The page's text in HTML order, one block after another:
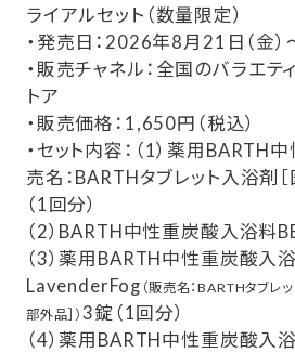
ライアルセット（数量限定）
・発売日：2026年8月21日（金）
・販売チャネル：全国のバラエテ
トア
・販売価格：1,650円（税込）
・セット内容：（1）薬用BARTH
売名：BARTHタブレット入浴剤
（1回分）
（2）BARTH中性重炭酸入浴料
（3）薬用BARTH中性重炭酸入
LavenderFog （販売名：BARTHタブレ
部外品］）3錠（1回分）
（4）薬用BARTH中性重炭酸入